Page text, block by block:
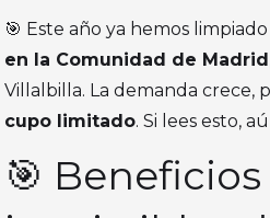
🎯 Este año ya hemos limpiado
en la Comunidad de Madrid
Villalbilla. La demanda crece,
cupo limitado. Si lees esto,
🎯 Beneficios